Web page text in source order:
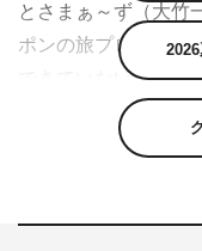
とさまぁ～ず（大竹
ポンの旅プロ”と認
できていない町＝“
ではの視点で街の魅
ろを発見し、最終的
出川は、伊藤一朗